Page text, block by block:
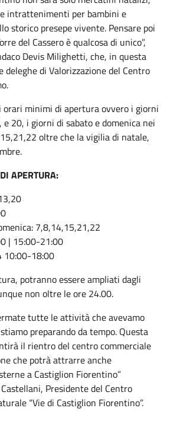
intrattenimenti per bambini e
storico presepe vivente. Pensare poi
del Cassero è qualcosa di unico”,
Devis Milighetti, che, in questa
deleghe di Valorizzazione del Centro
orari minimi di apertura ovvero i giorni
20, i giorni di sabato e domenica nei
oltre che la vigilia di natale,
APERTURA:
7,8,14,15,21,22
| 15:00-21:00
10:00-18:00
potranno essere ampliati dagli
non oltre le ore 24.00.
tutte le attività che avevamo
preparando da tempo. Questa
il rientro del centro commerciale
che potrà attrarre anche
a Castiglion Fiorentino”
Presidente del Centro
“Vie di Castiglion Fiorentino”.